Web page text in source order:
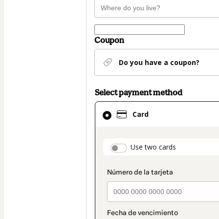
Coupon
Do you have a coupon?
Select payment method
Card
Use two cards
Card
selected
method